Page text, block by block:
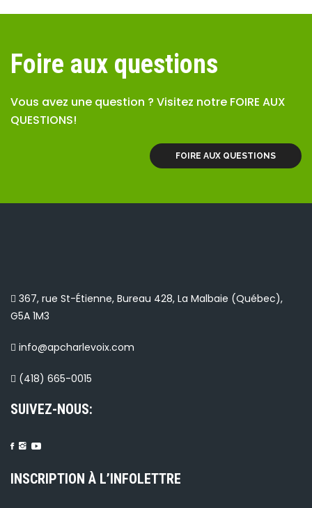
Foire aux questions
Vous avez une question ? Visitez notre FOIRE AUX
QUESTIONS!
FOIRE AUX QUESTIONS
367, rue St-Étienne, Bureau 428, La Malbaie (Québec),
G5A 1M3
info@apcharlevoix.com
(418) 665-0015
SUIVEZ-NOUS:
INSCRIPTION À L’INFOLETTRE